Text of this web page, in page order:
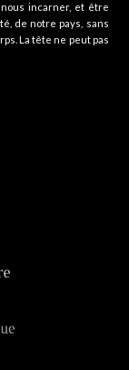
incarner, et être
de notre pays, sans
La tête ne peut pas